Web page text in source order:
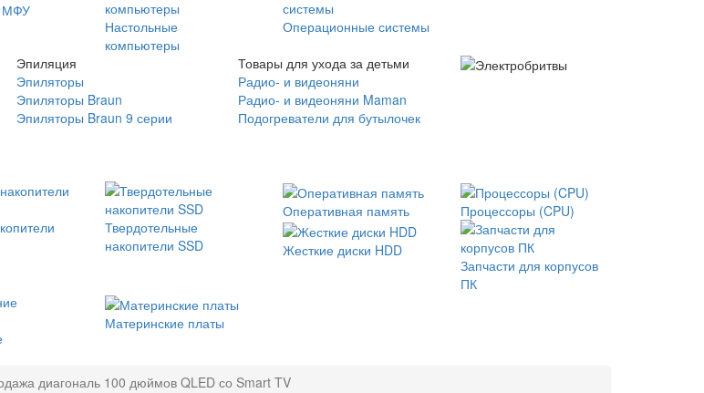
МФУ
Настольные
компьютеры
Операционные системы
Эпиляция
Эпиляторы
Эпиляторы Braun
Эпиляторы Braun 9 серии
Товары для ухода за детьми
Радио- и видеоняни
Радио- и видеоняни Maman
Подогреватели для бутылочек
Твердотельные
накопители SSD
Оперативная память Процессоры (CPU)
Жесткие диски HDD
Запчасти для корпусов
ПК
Материнские платы
диагональ 100 дюймов QLED со Smart TV